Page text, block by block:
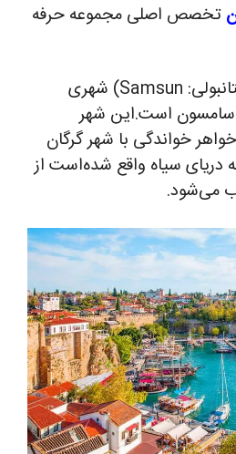
تخصص اصلی مجموعه حرفه
Samsun) شهری
سامسون است.این شهر
خواندگی با شهر گرگان
دریای سیاه واقع شده‌است از
می‌شود.